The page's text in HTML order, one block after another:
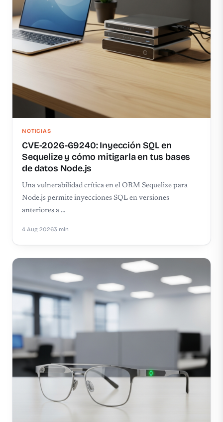
NOTICIAS
CVE-2026-69240: Inyección SQL en
Sequelize y cómo mitigarla en tus bases
de datos Node.js
Una vulnerabilidad crítica en el ORM Sequelize para
Node.js permite inyecciones SQL en versiones
anteriores a …
4 Aug 20263 min